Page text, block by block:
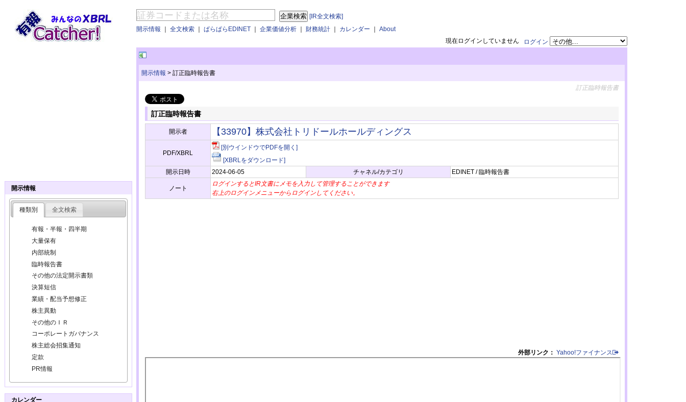
[IR全文検索]
開示情報 ｜ 全文検索 ｜ ぱらぱらEDINET ｜ 企業価値分析 ｜ 財務統計 ｜ カレンダー ｜ About
ログイン
現在ログインしていません
開示情報 > 訂正臨時報告書
訂正臨時報告書
訂正臨時報告書
開示者 【33970】株式会社トリドールホールディングス
PDF/XBRL
[別ウインドウでPDFを開く]
[XBRLをダウンロード]
開示日時
2024-06-05 チャネル/カテゴリ EDINET / 臨時報告書
ノート
ログインするとIR文書にメモを入力して管理することができます
右上のログインメニューからログインしてください。
外部リンク： Yahoo!ファイナンス
開示情報
種類別 全文検索
有報・半報・四半期
大量保有
内部統制
臨時報告書
その他の法定開示書類
決算短信
業績・配当予想修正
株主異動
その他のＩＲ
コーポレートガバナンス
株主総会招集通知
定款
PR情報
カレンダー